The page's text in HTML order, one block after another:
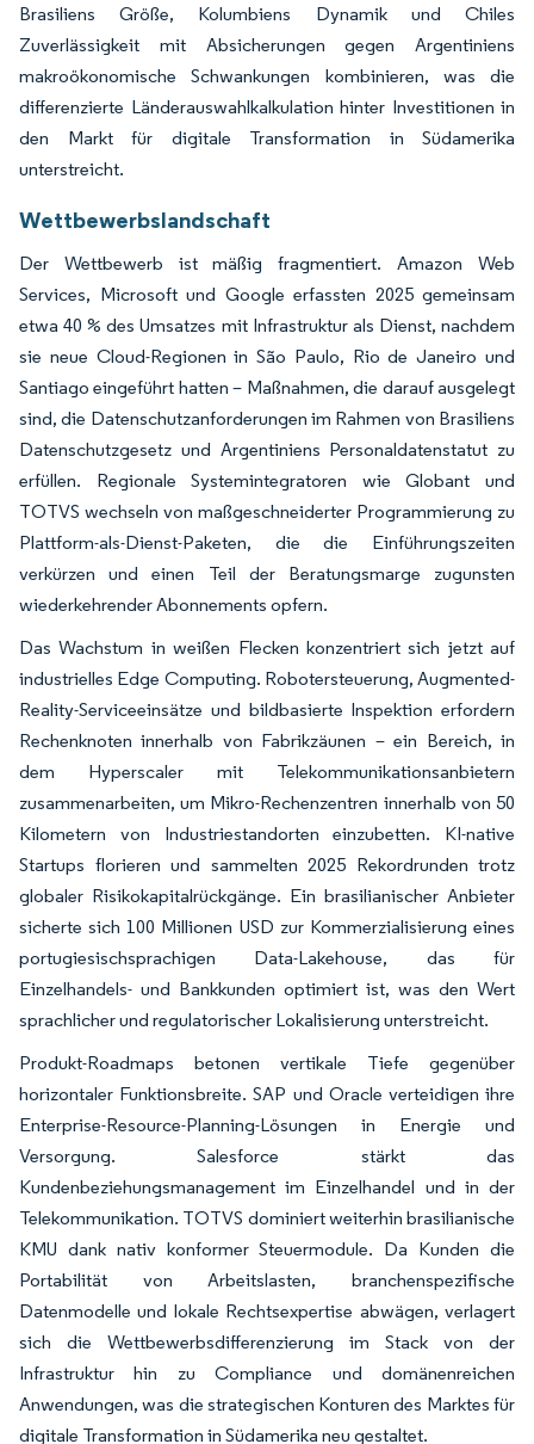
Brasiliens Größe, Kolumbiens Dynamik und Chiles
Zuverlässigkeit mit Absicherungen gegen Argentiniens
makroökonomische Schwankungen kombinieren, was die
differenzierte Länderauswahlkalkulation hinter Investitionen in
den Markt für digitale Transformation in Südamerika
unterstreicht.
Wettbewerbslandschaft
Der Wettbewerb ist mäßig fragmentiert. Amazon Web
Services, Microsoft und Google erfassten 2025 gemeinsam
etwa 40 % des Umsatzes mit Infrastruktur als Dienst, nachdem
sie neue Cloud-Regionen in São Paulo, Rio de Janeiro und
Santiago eingeführt hatten – Maßnahmen, die darauf ausgelegt
sind, die Datenschutzanforderungen im Rahmen von Brasiliens
Datenschutzgesetz und Argentiniens Personaldatenstatut zu
erfüllen. Regionale Systemintegratoren wie Globant und
TOTVS wechseln von maßgeschneiderter Programmierung zu
Plattform-als-Dienst-Paketen, die die Einführungszeiten
verkürzen und einen Teil der Beratungsmarge zugunsten
wiederkehrender Abonnements opfern.
Das Wachstum in weißen Flecken konzentriert sich jetzt auf
industrielles Edge Computing. Robotersteuerung, Augmented-
Reality-Serviceeinsätze und bildbasierte Inspektion erfordern
Rechenknoten innerhalb von Fabrikzäunen – ein Bereich, in
dem Hyperscaler mit Telekommunikationsanbietern
zusammenarbeiten, um Mikro-Rechenzentren innerhalb von 50
Kilometern von Industriestandorten einzubetten. KI-native
Startups florieren und sammelten 2025 Rekordrunden trotz
globaler Risikokapitalrückgänge. Ein brasilianischer Anbieter
sicherte sich 100 Millionen USD zur Kommerzialisierung eines
portugiesischsprachigen Data-Lakehouse, das für
Einzelhandels- und Bankkunden optimiert ist, was den Wert
sprachlicher und regulatorischer Lokalisierung unterstreicht.
Produkt-Roadmaps betonen vertikale Tiefe gegenüber
horizontaler Funktionsbreite. SAP und Oracle verteidigen ihre
Enterprise-Resource-Planning-Lösungen in Energie und
Versorgung. Salesforce stärkt das
Kundenbeziehungsmanagement im Einzelhandel und in der
Telekommunikation. TOTVS dominiert weiterhin brasilianische
KMU dank nativ konformer Steuermodule. Da Kunden die
Portabilität von Arbeitslasten, branchenspezifische
Datenmodelle und lokale Rechtsexpertise abwägen, verlagert
sich die Wettbewerbsdifferenzierung im Stack von der
Infrastruktur hin zu Compliance und domänenreichen
Anwendungen, was die strategischen Konturen des Marktes für
digitale Transformation in Südamerika neu gestaltet.